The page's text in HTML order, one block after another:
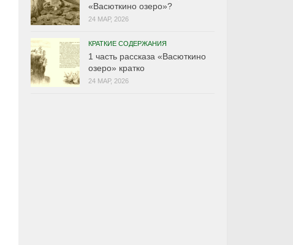
«Васюткино озеро»?
24 МАР, 2026
КРАТКИЕ СОДЕРЖАНИЯ
1 часть рассказа «Васюткино
озеро» кратко
24 МАР, 2026